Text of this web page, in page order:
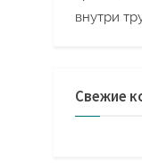
внутри
Свежие